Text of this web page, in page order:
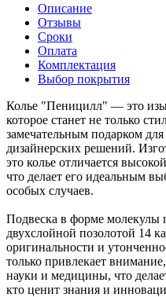
Описание
Отзывы
Сроки
Оплата
Комплектация
Выбор покрытия
Колье "Пеницилл" — это
которое станет не только
замечательным подарком
дизайнерских решений.
это колье отличается
что делает его идеальным
особых случаев.
Подвеска в форме молекулы
двухслойной позолотой 14
оригинальности и
только привлекает
науки и медицины, что
кто ценит знания и